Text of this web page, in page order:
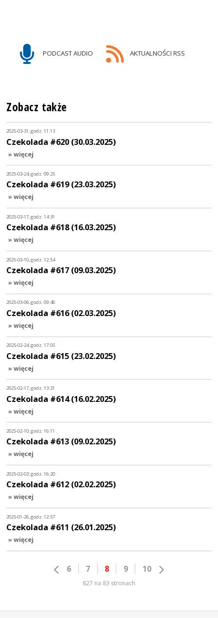
PODCAST AUDIO AKTUALNOŚCI RSS
Zobacz także
2025-03-31, godz. 11:13
Czekolada #620 (30.03.2025)
» więcej
2025-03-24, godz. 09:25
Czekolada #619 (23.03.2025)
» więcej
2025-03-17, godz. 14:31
Czekolada #618 (16.03.2025)
» więcej
2025-03-10, godz. 12:54
Czekolada #617 (09.03.2025)
» więcej
2025-03-06, godz. 09:48
Czekolada #616 (02.03.2025)
» więcej
2025-02-24, godz. 17:05
Czekolada #615 (23.02.2025)
» więcej
2025-02-17, godz. 13:31
Czekolada #614 (16.02.2025)
» więcej
2025-02-10, godz. 16:11
Czekolada #613 (09.02.2025)
» więcej
2025-02-03, godz. 16:20
Czekolada #612 (02.02.2025)
» więcej
2025-01-26, godz. 12:57
Czekolada #611 (26.01.2025)
» więcej
6 7 8 9 10
827 na 83 stronach